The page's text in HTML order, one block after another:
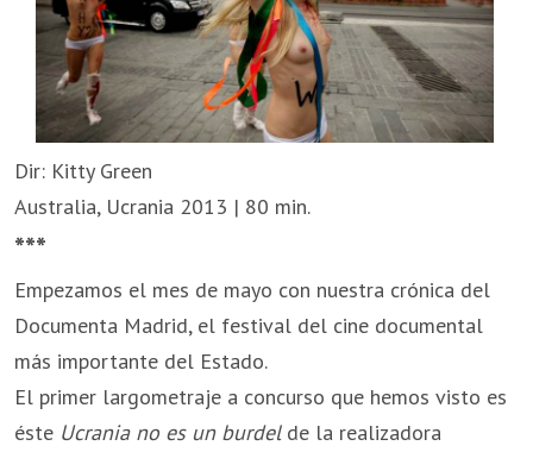
Dir: Kitty Green
Australia, Ucrania 2013 | 80 min.
***
Empezamos el mes de mayo con nuestra crónica del
Documenta Madrid, el festival del cine documental
más importante del Estado.
El primer largometraje a concurso que hemos visto es
éste Ucrania no es un burdel de la realizadora